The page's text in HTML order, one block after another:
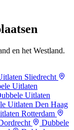
en het Westland.
Sliedrecht
Uitlaten
Uitlaten
Uitlaten Den Haag
Rotterdam
Dubbele